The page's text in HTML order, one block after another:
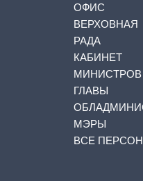
ОФИС
ВЕРХОВНАЯ
РАДА
КАБИНЕТ
МИНИСТРОВ
ГЛАВЫ
МЭРЫ
ВСЕ